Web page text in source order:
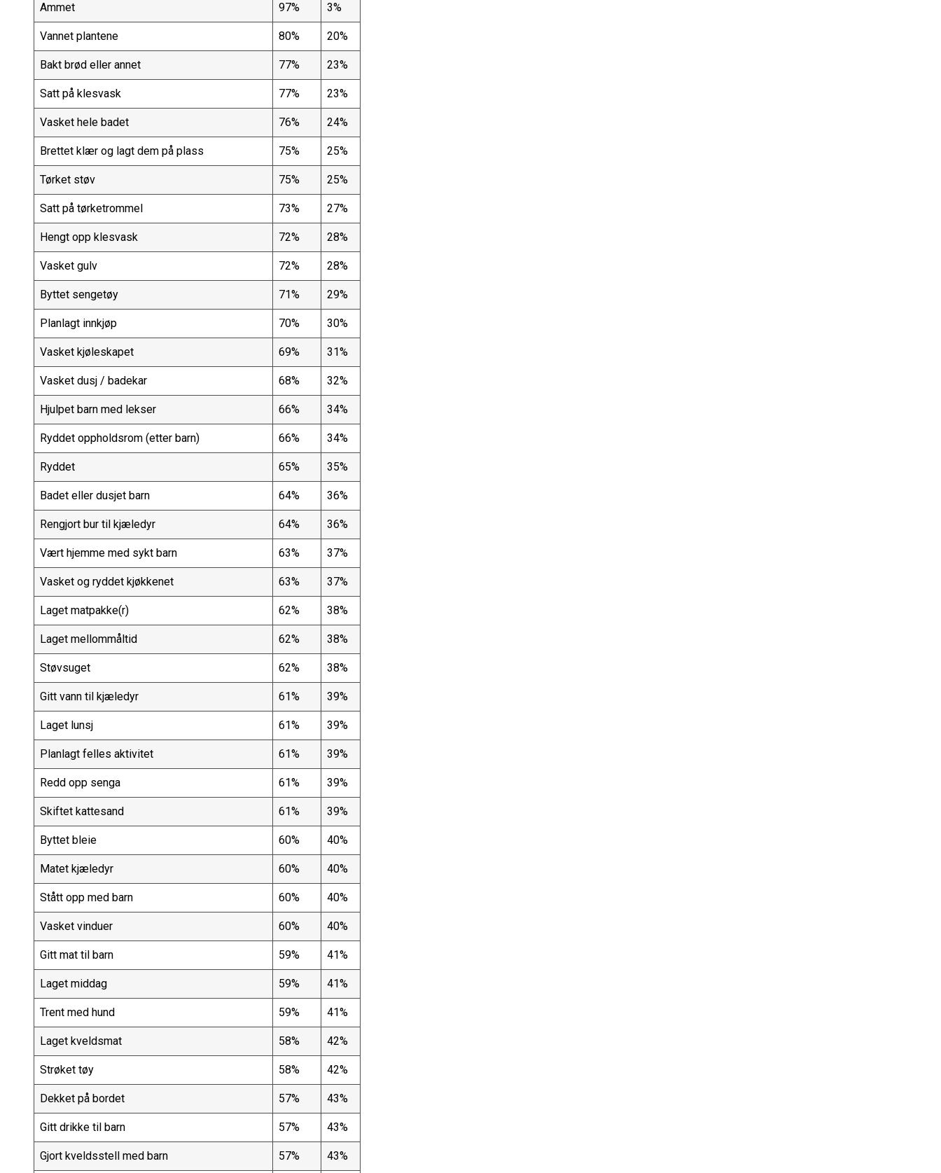
Ammet 97% 3%
Vannet plantene 80% 20%
Bakt brød eller annet 77% 23%
Satt på klesvask 77% 23%
Vasket hele badet 76% 24%
Brettet klær og lagt dem på plass 75% 25%
Tørket støv 75% 25%
Satt på tørketrommel 73% 27%
Hengt opp klesvask 72% 28%
Vasket gulv 72% 28%
Byttet sengetøy 71% 29%
Planlagt innkjøp 70% 30%
Vasket kjøleskapet 69% 31%
Vasket dusj / badekar 68% 32%
Hjulpet barn med lekser 66% 34%
Ryddet oppholdsrom (etter barn) 66% 34%
Ryddet 65% 35%
Badet eller dusjet barn 64% 36%
Rengjort bur til kjæledyr 64% 36%
Vært hjemme med sykt barn 63% 37%
Vasket og ryddet kjøkkenet 63% 37%
Laget matpakke(r) 62% 38%
Laget mellommåltid 62% 38%
Støvsuget 62% 38%
Gitt vann til kjæledyr 61% 39%
Laget lunsj 61% 39%
Planlagt felles aktivitet 61% 39%
Redd opp senga 61% 39%
Skiftet kattesand 61% 39%
Byttet bleie 60% 40%
Matet kjæledyr 60% 40%
Stått opp med barn 60% 40%
Vasket vinduer 60% 40%
Gitt mat til barn 59% 41%
Laget middag 59% 41%
Trent med hund 59% 41%
Laget kveldsmat 58% 42%
Strøket tøy 58% 42%
Dekket på bordet 57% 43%
Gitt drikke til barn 57% 43%
Gjort kveldsstell med barn 57% 43%